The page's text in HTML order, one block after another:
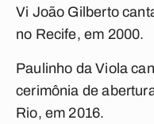
Vi João Gilberto
no Recife, em 2000.
Paulinho da Viola
cerimônia de
Rio, em 2016.